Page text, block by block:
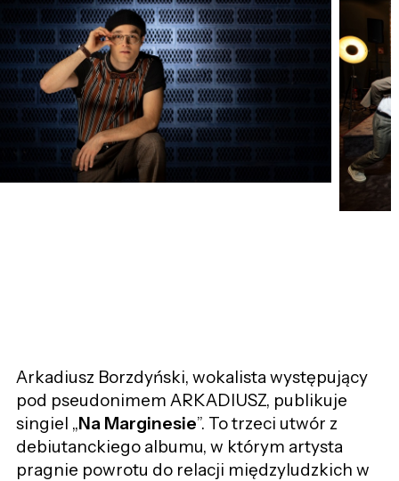
Arkadiusz Borzdyński, wokalista występujący
pod pseudonimem ARKADIUSZ, publikuje
singiel „Na Marginesie”. To trzeci utwór z
debiutanckiego albumu, w którym artysta
pragnie powrotu do relacji międzyludzkich w